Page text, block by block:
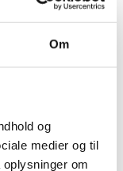
Om
og
medier og til
om